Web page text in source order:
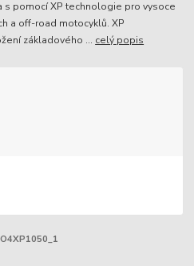
s pomocí XP technologie pro vysoce
a off-road motocyklů. XP
základového ... celý popis